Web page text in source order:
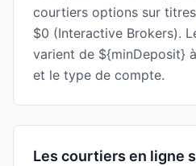
courtiers options sur
$0 (Interactive Brokers).
varient de ${minDeposit}
et le type de compte.
Les courtiers en ligne